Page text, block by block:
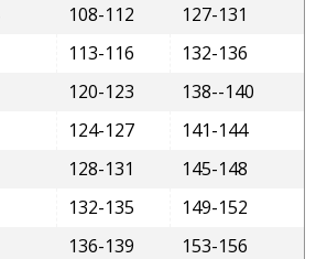
108-112
127-131
113-116
132-136
120-123
138--140
124-127
141-144
128-131
145-148
132-135
149-152
136-139
153-156